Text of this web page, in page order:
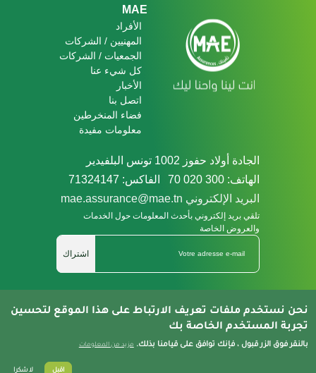
Footer
MAE
الأفراد
المهنيين / الشركات
الجمعيات / الشركات
كل شيء عنا
الأخبار
اتصل بنا
فضاء المنخرطين
معلومات مفيدة
الجادة أولاد حفوز 1002 تونس البلفيدير
الهاتف: 300 020 70
الفاكس: 71324147
البريد الإلكتروني mae.assurance@mae.tn
تلقي بريد إلكتروني بأحدث المعلومات حول الخدمات
والعروض الخاصة
اشتراك
Développé par
نحن نستخدم ملفات تعريف الارتباط على هذا الموقع لتحسين
تجربة المستخدم الخاصة بك
بالنقر فوق الزر قبول ، فإنك توافق على قيامنا بذلك. مزيد من المعلومات
اقبل لا شكرا